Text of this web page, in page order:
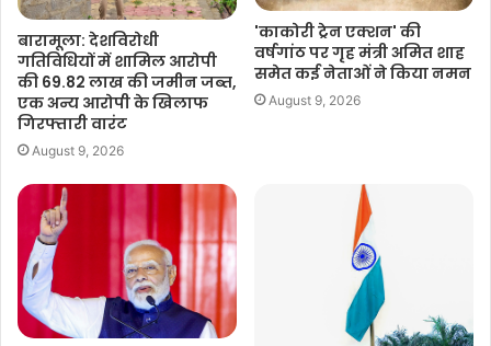
बारामूला: देशविरोधी
गतिविधियों में शामिल आरोपी
की 69.82 लाख की जमीन जब्त,
एक अन्य आरोपी के खिलाफ
गिरफ्तारी वारंट
August 9, 2026
'काकोरी ट्रेन एक्शन' की
वर्षगांठ पर गृह मंत्री अमित शाह
समेत कई नेताओं ने किया नमन
August 9, 2026